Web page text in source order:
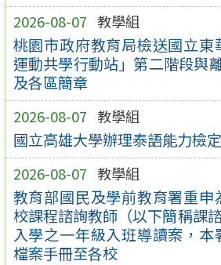
2026-08-07 教學組
桃園市政府教育局檢送國立東
運動共學行動站」第二階段與
及各區簡章
2026-08-07 教學組
國立高雄大學辦理泰語能力檢
2026-08-07 教學組
教育部國民及學前教育署重申
校課程諮詢教師（以下簡稱課
入學之一年級入班導讀案，本
檔案手冊至各校